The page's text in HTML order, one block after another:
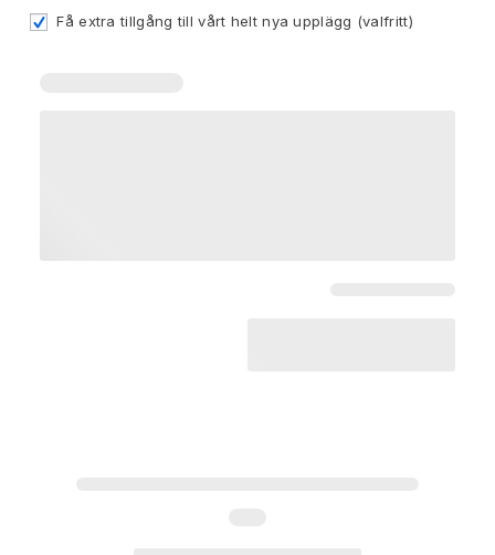
Få extra tillgång till vårt helt nya upplägg (valfritt)